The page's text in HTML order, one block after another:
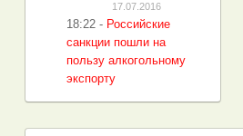
17.07.2016
18:22 - Российские
санкции пошли на
пользу алкогольному
экспорту